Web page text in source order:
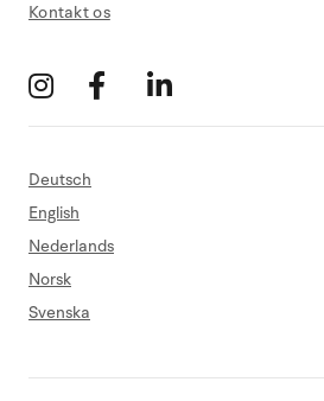
Kontakt os
Deutsch
English
Nederlands
Norsk
Svenska